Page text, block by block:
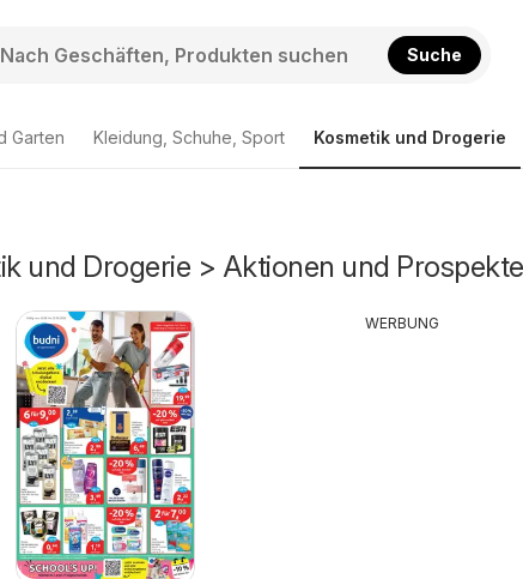
Suche
Garten Kleidung, Schuhe, Sport Kosmetik und Drogerie
und Drogerie > Aktionen und Prospekte
WERBUNG